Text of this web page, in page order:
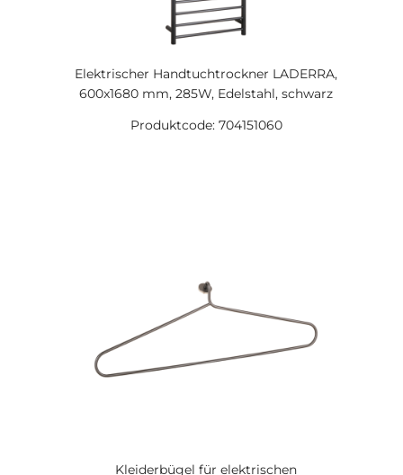
Elektrischer Handtuchtrockner LADERRA,
600x1680 mm, 285W, Edelstahl, schwarz
Produktcode: 704151060
Kleiderbügel für elektrischen